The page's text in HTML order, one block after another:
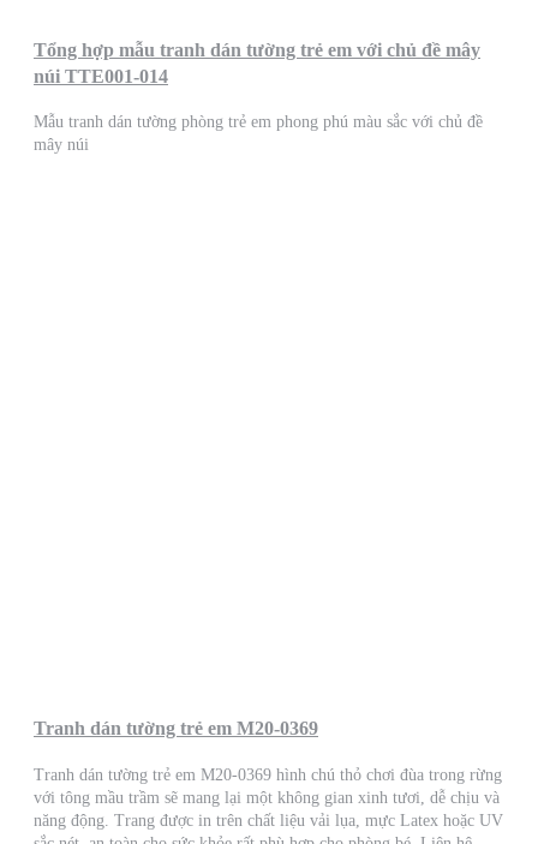
Tổng hợp mẫu tranh dán tường trẻ em với chủ đề mây
núi TTE001-014
Mẫu tranh dán tường phòng trẻ em phong phú màu sắc với chủ đề
mây núi
Tranh dán tường trẻ em M20-0369
Tranh dán tường trẻ em M20-0369 hình chú thỏ chơi đùa trong rừng
với tông mầu trầm sẽ mang lại một không gian xinh tươi, dễ chịu và
năng động. Trang được in trên chất liệu vải lụa, mực Latex hoặc UV